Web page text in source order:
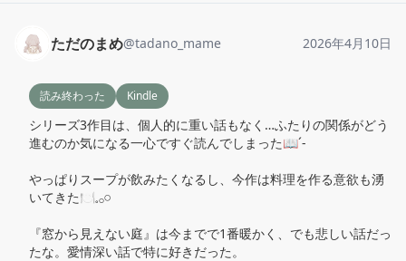
ただのまめ@tadano_mame 2026年4月10日
読み終わった Kindle
シリーズ3作目は、個人的に重い話もなく…ふたりの関係がどう
進むのか気になる一心ですぐ読んでしまった📖´-
やっぱりスープが飲みたくなるし、今作は料理を作る意欲も湧
いてきた🍽𓈒𓂂𓏸
『窓から見えない庭』は今までで1番暖かく、でも悲しい話だっ
たな。愛情深い話で特に好きだった。